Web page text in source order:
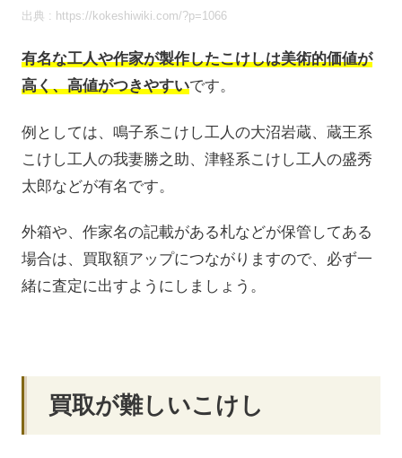
出典 : https://kokeshiwiki.com/?p=1066
有名な工人や作家が製作したこけしは美術的価値が
高く、高値がつきやすいです。
例としては、鳴子系こけし工人の大沼岩蔵、蔵王系
こけし工人の我妻勝之助、津軽系こけし工人の盛秀
太郎などが有名です。
外箱や、作家名の記載がある札などが保管してある
場合は、買取額アップにつながりますので、必ず一
緒に査定に出すようにしましょう。
買取が難しいこけし